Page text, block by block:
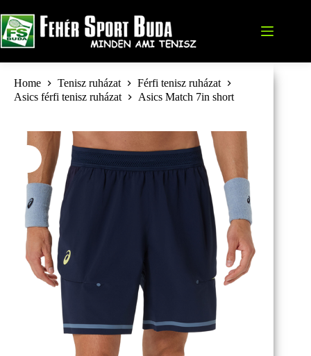
to
content
Home Tenisz ruházat
Férfi tenisz ruházat
Asics férfi tenisz ruházat
Asics Match 7in short